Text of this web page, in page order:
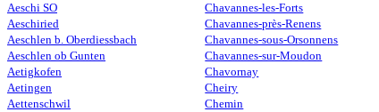
Aeschi SO
Aeschiried
Aeschlen b. Oberdiessbach
Aeschlen ob Gunten
Aetigkofen
Aetingen
Aettenschwil
Chavannes-les-Forts
Chavannes-près-Renens
Chavannes-sous-Orsonnens
Chavannes-sur-Moudon
Chavornay
Cheiry
Chemin